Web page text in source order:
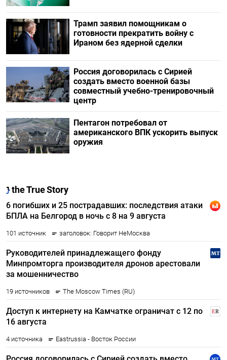
Трамп заявил помощникам о
готовности прекратить войну с
Ираном без ядерной сделки
Россия договорилась с Сирией
создать вместо военной базы
совместный учебно-тренировочный
центр
Пентагон потребовал от
американского ВПК ускорить выпуск
оружия